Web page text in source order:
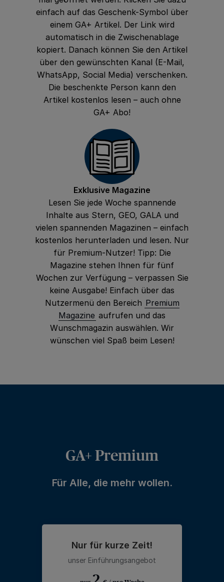
einfach auf das Geschenk-Symbol über
einem GA+ Artikel. Der Link wird
automatisch in die Zwischenablage
kopiert. Danach können Sie den Artikel
über den gewünschten Kanal (E-Mail,
WhatsApp, Social Media) verschenken.
Die beschenkte Person kann den
Artikel kostenlos lesen – auch ohne
GA+ Abo!
Exklusive Magazine
Lesen Sie jede Woche spannende
Inhalte aus Stern, GEO, GALA und
vielen spannenden Magazinen – einfach
kostenlos herunterladen und lesen. Nur
für Premium-Nutzer! Tipp: Die
Magazine stehen Ihnen für fünf
Wochen zur Verfügung – verpassen Sie
keine Ausgabe! Einfach über das
Nutzermenü den Bereich Premium
Magazine aufrufen und das
Wunschmagazin auswählen. Wir
wünschen viel Spaß beim Lesen!
GA+ Premium
Für Alle, die mehr wollen.
Nur für kurze Zeit!
unser Einführungsangebot